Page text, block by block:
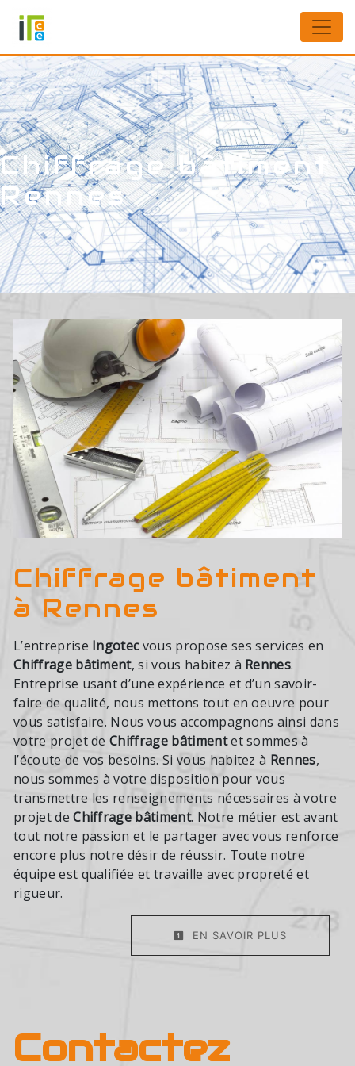
Chiffrage bâtiment
Rennes
Chiffrage bâtiment
à Rennes
L’entreprise Ingotecvous propose ses services en
Chiffrage bâtiment, si vous habitez à Rennes.
Entreprise usant d’une expérience et d’un savoir-
faire de qualité, nous mettons tout en oeuvre pour
vous satisfaire. Nous vous accompagnons ainsi dans
votre projet deChiffrage bâtimentet sommes à
l’écoute de vos besoins. Si vous habitez à Rennes,
nous sommes à votre disposition pour vous
transmettre les renseignements nécessaires à votre
projet deChiffrage bâtiment. Notre métier est avant
tout notre passion et le partager avec vous renforce
encore plus notre désir de réussir. Toute notre
équipe est qualifiée et travaille avec propreté et
rigueur.
EN SAVOIR PLUS
Contactez